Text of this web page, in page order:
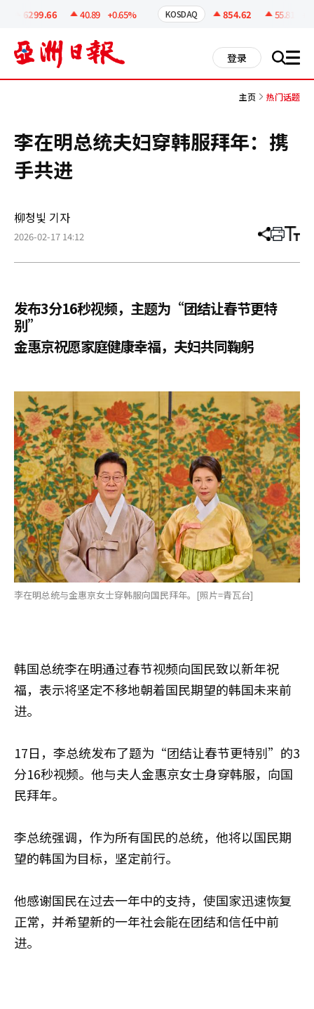
6299.66 40.89 +0.65% KOSDAQ 854.62 55.81
登录 搜 all
主页 热门话题
李在明总统夫妇穿韩服拜年：携
手共进
柳청빛 기자
2026-02-17 14:12 分
章
打 调
小
发布3分16秒视频，主题为“团结让春节更特
别”
金惠京祝愿家庭健康幸福，夫妇共同鞠躬
李在明总统与金惠京女士穿韩服向国民拜年。[照片=青瓦台]
韩国总统李在明通过春节视频向国民致以新年祝
福，表示将坚定不移地朝着国民期望的韩国未来前
进。
17日，李总统发布了题为“团结让春节更特别”的3
分16秒视频。他与夫人金惠京女士身穿韩服，向国
民拜年。
李总统强调，作为所有国民的总统，他将以国民期
望的韩国为目标，坚定前行。
他感谢国民在过去一年中的支持，使国家迅速恢复
正常，并希望新的一年社会能在团结和信任中前
进。